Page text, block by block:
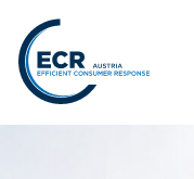
Logo: ECR Austria